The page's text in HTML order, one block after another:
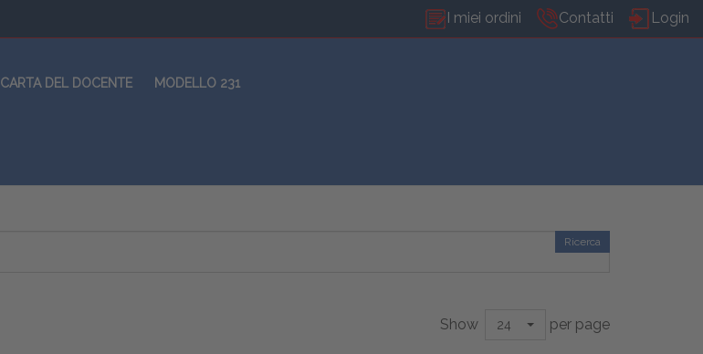
I miei ordini Contatti Login
CARTA DEL DOCENTE MODELLO 231
Ricerca
Show 24 per page